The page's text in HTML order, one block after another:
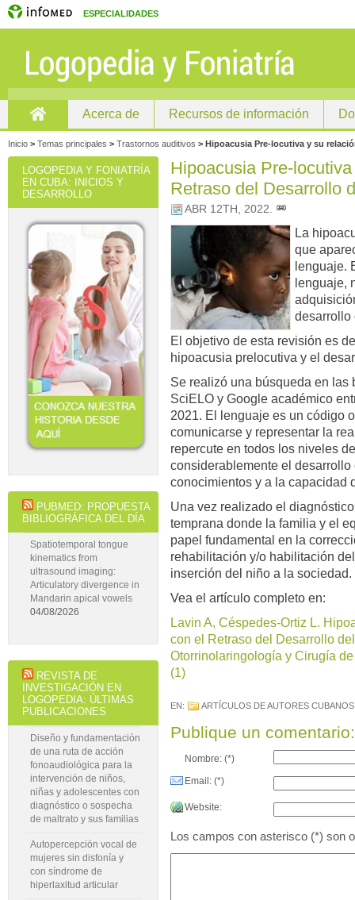
ESPECIALIDADES
Acerca de Recursos de información
Inicio > Temas principales > Trastornos auditivos > Hipoacusia Pre-locutiva y su
Hipoacusia Pre-
Retraso del Desarrollo
ABR 12TH, 2022.
La
que
lenguaje.
lenguaje,
desarrollo
El objetivo de esta revisión es
hipoacusia prelocutiva y el
Se realizó una búsqueda en las
SciELO y Google académico
2021. El lenguaje es un código
comunicarse y representar la
repercute en todos los niveles
considerablemente el
conocimientos y a la capacidad
Una vez realizado el
temprana donde la familia y el
papel fundamental en la
rehabilitación y/o habilitación
inserción del niño a la sociedad.
Vea el artículo completo en:
Lavin A, Céspedes-Ortiz L.
con el Retraso del Desarrollo
Otorrinolaringología y Cirugía
(1)
EN: ARTÍCULOS DE AUTORES CUBANOS
Publique un comentario:
Nombre: (*)
Email: (*)
Website:
Los campos con asterisco (*) son
LOGOPEDIA Y FONIATRÍA
EN CUBA: INICIOS Y
DESARROLLO
PUBMED: PROPUESTA
BIBLIOGRÁFICA DEL DÍA
Spatiotemporal tongue
kinematics from
ultrasound imaging:
Articulatory divergence in
Mandarin apical vowels
04/08/2026
REVISTA DE
INVESTIGACIÓN EN
LOGOPEDIA: ÚLTIMAS
PUBLICACIONES
Diseño y fundamentación
de una ruta de acción
fonoaudiológica para la
intervención de niños,
niñas y adolescentes con
diagnóstico o sospecha
de maltrato y sus familias
Autopercepción vocal de
mujeres sin disfonía y
con síndrome de
hiperlaxitud articular